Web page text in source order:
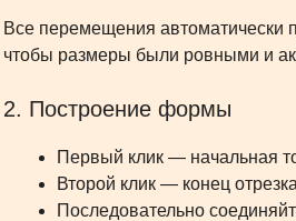
Все перемещения автоматически
чтобы размеры были ровными и
2. Построение формы
Первый клик — начальная
Второй клик — конец отрезка
Последовательно